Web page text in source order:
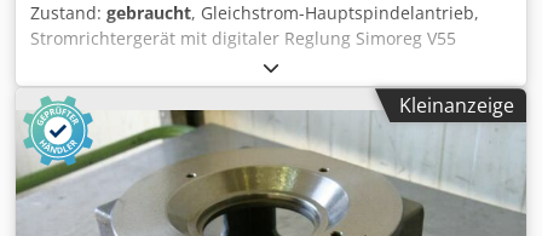
Zustand: gebraucht, Gleichstrom-Hauptspindelantrieb,
Stromrichtergerät mit digitaler Reglung Simoreg V55
Spindelmodul, Antriebsregler, Gleichrichter,
Gleichstromregler Hersteller SIEMENS Typ SIMODRIVE
6RA2725-6DV55-0 D380/60 Mreq-GdG6V55-3A0 Ausführung
V55 Grundgerät Eingangsspannung 3 AC 380 V
Eingangsfrequenz 50 / 60 Hz Eingangsstrom 49 A Dcjdpfx
Agjh D Syrsyok Ausgangsspannung 380 VDC
Ausgangsstrom 60 A Nennleistung 22 kW Abmessung (B x
Kleinanzeige